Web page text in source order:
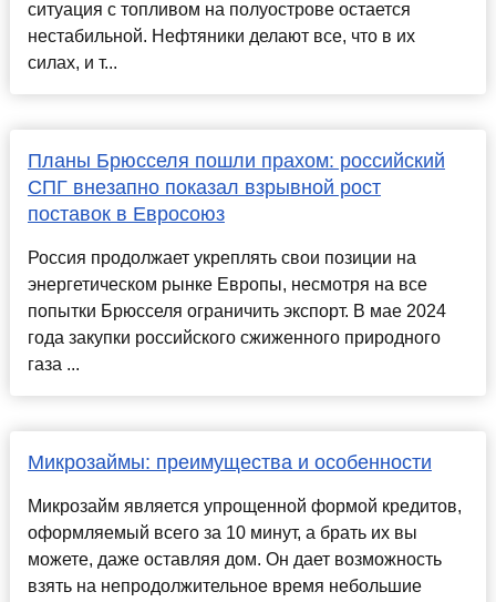
ситуация с топливом на полуострове остается
нестабильной. Нефтяники делают все, что в их
силах, и т...
Планы Брюсселя пошли прахом: российский
СПГ внезапно показал взрывной рост
поставок в Евросоюз
Россия продолжает укреплять свои позиции на
энергетическом рынке Европы, несмотря на все
попытки Брюсселя ограничить экспорт. В мае 2024
года закупки российского сжиженного природного
газа ...
Микрозаймы: преимущества и особенности
Микрозайм является упрощенной формой кредитов,
оформляемый всего за 10 минут, а брать их вы
можете, даже оставляя дом. Он дает возможность
взять на непродолжительное время небольшие